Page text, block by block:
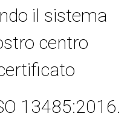
il sistema
centro
13485:2016.